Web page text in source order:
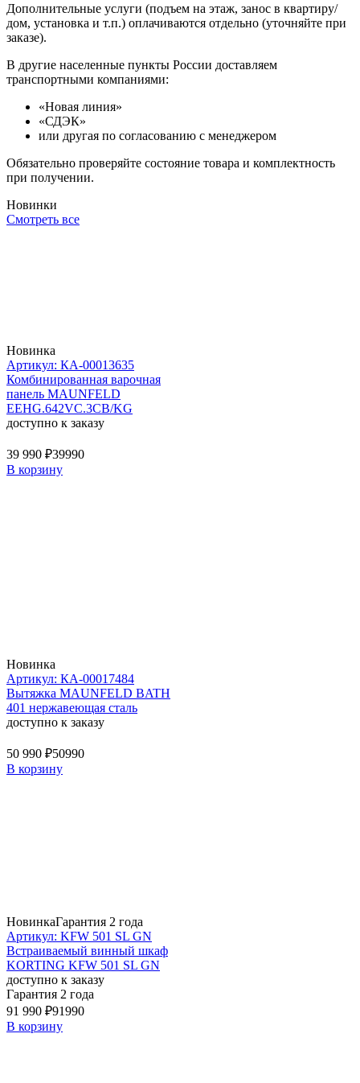
Дополнительные услуги (подъем на этаж, занос в квартиру/
дом, установка и т.п.) оплачиваются отдельно (уточняйте при
заказе).
В другие населенные пункты России доставляем
транспортными компаниями:
«Новая линия»
«СДЭК»
или другая по согласованию с менеджером
Обязательно проверяйте состояние товара и комплектность
при получении.
Новинки
Смотреть все
Новинка
Артикул: КА-00013635
Комбинированная варочная
панель MAUNFELD
EEHG.642VC.3CB/KG
доступно к заказу
39 990 ₽39990
В корзину
Новинка
Артикул: КА-00017484
Вытяжка MAUNFELD BATH
401 нержавеющая сталь
доступно к заказу
50 990 ₽50990
В корзину
НовинкаГарантия 2 года
Артикул: KFW 501 SL GN
Встраиваемый винный шкаф
KORTING KFW 501 SL GN
доступно к заказу
Гарантия 2 года
91 990 ₽91990
В корзину